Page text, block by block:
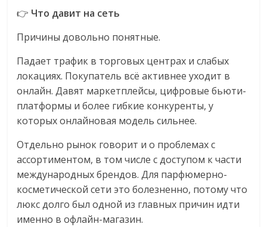
меняет
жизнь
обсудить
эти
изменения
👉 Что давит на сеть
Причины довольно понятные.
Падает трафик в торговых центрах и слабых
локациях. Покупатель всё активнее уходит в
онлайн. Давят маркетплейсы, цифровые бьюти-
платформы и более гибкие конкуренты, у
которых онлайновая модель сильнее.
Отдельно рынок говорит и о проблемах с
ассортиментом, в том числе с доступом к части
международных брендов. Для парфюмерно-
косметической сети это болезненно, потому что
люкс долго был одной из главных причин идти
именно в офлайн-магазин.